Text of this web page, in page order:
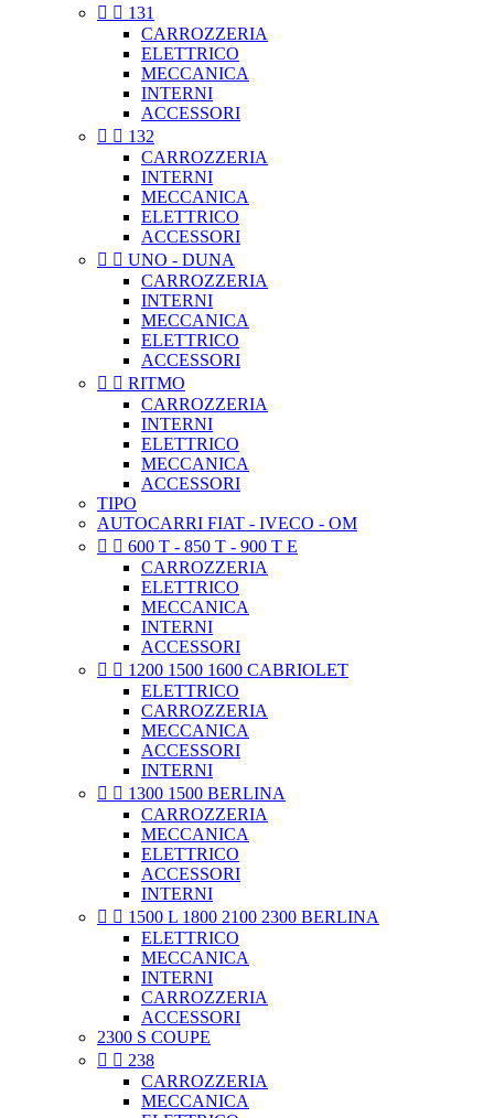
  131
CARROZZERIA
ELETTRICO
MECCANICA
INTERNI
ACCESSORI
  132
CARROZZERIA
INTERNI
MECCANICA
ELETTRICO
ACCESSORI
  UNO - DUNA
CARROZZERIA
INTERNI
MECCANICA
ELETTRICO
ACCESSORI
  RITMO
CARROZZERIA
INTERNI
ELETTRICO
MECCANICA
ACCESSORI
TIPO
AUTOCARRI FIAT - IVECO - OM
  600 T - 850 T - 900 T E
CARROZZERIA
ELETTRICO
MECCANICA
INTERNI
ACCESSORI
  1200 1500 1600 CABRIOLET
ELETTRICO
CARROZZERIA
MECCANICA
ACCESSORI
INTERNI
  1300 1500 BERLINA
CARROZZERIA
MECCANICA
ELETTRICO
ACCESSORI
INTERNI
  1500 L 1800 2100 2300 BERLINA
ELETTRICO
MECCANICA
INTERNI
CARROZZERIA
ACCESSORI
2300 S COUPE
  238
CARROZZERIA
MECCANICA